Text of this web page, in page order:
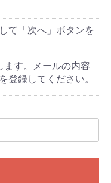
て「次へ」ボタンを
す。メールの内容
登録してください。